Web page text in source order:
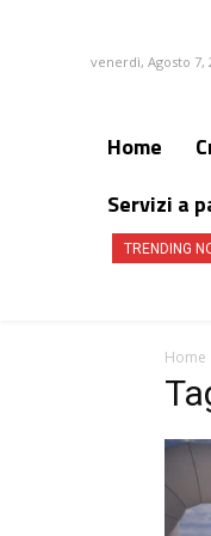
venerdì, Agosto 7,
Home
Servizi a
TRENDING
Home